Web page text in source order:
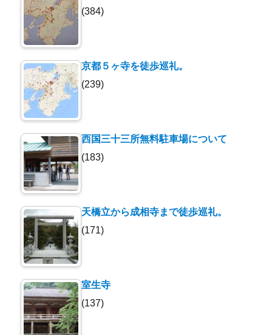
(384)
京都５ヶ寺を徒歩巡礼。
(239)
西国三十三所無料駐車場について
(183)
天橋立から成相寺まで徒歩巡礼。
(171)
室生寺
(137)